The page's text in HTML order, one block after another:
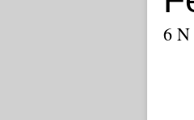
6 N